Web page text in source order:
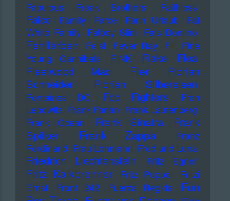
Fabulous Freak Brothers
Faithless
Falco Family Farce Farin Urlaub
Fat
White Family Fatboy Slim Fats Domino
Fehlfarben Feist Fever Ray Fil
Fine
Young Cannibals
FINK Flake
Flea
Fleetwood Mac
Fler
Florian
Schneider
Florian Silbereisen
Fontaines DC Foo Fighters
Fran
Lebowitz Frank Farian Frank Laufenberg
Frank Ocean
Frank Sinatra
Frank
Spilker
Frank Zappa
Franz
Ferdinand Frau Lehmann Fred und Luna
Friedrich Liechtenstein Fritz Egner
Fritz Kalkbrenner Fritz Puppel
Fritzi
Ernst
Front 242 Fuerza Regida
Fun